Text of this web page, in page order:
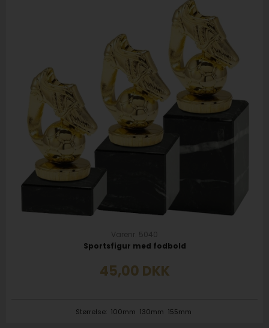
Varenr. 5040
Sportsfigur med fodbold
45,00 DKK
Størrelse: 100mm 130mm 155mm